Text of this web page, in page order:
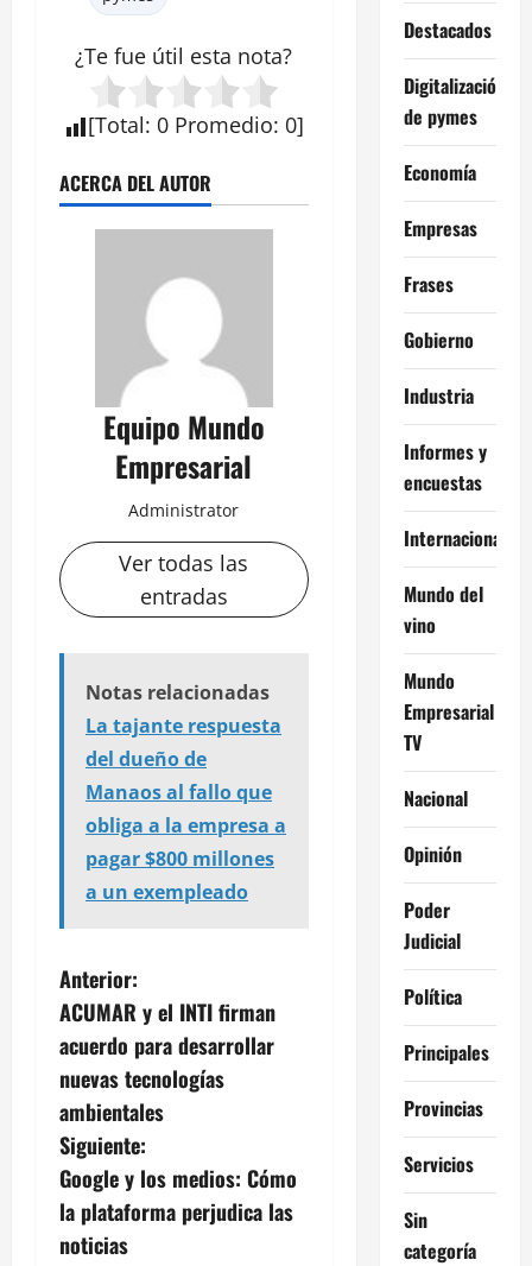
¿Te fue útil esta nota?
[Total: 0 Promedio: 0]
ACERCA DEL AUTOR
Equipo Mundo
Empresarial
Administrator
Ver todas las
entradas
Notas relacionadas
La tajante respuesta
del dueño de
Manaos al fallo que
obliga a la empresa a
pagar $800 millones
a un exempleado
N
a
v
e
g
a
Anterior:
ACUMAR y el INTI firman
acuerdo para desarrollar
nuevas tecnologías
ambientales
Siguiente:
Google y los medios: Cómo
la plataforma perjudica las
noticias
Destacados
Digitalización
de pymes
Economía
Empresas
Frases
Gobierno
Industria
Informes y
encuestas
Internacional
Mundo del
vino
Mundo
Empresarial
TV
Nacional
Opinión
Poder
Judicial
Política
Principales
Provincias
Servicios
Sin
categoría